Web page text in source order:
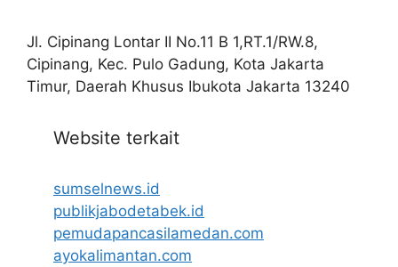
Jl. Cipinang Lontar II No.11 B 1,RT.1/RW.8,
Cipinang, Kec. Pulo Gadung, Kota Jakarta
Timur, Daerah Khusus Ibukota Jakarta 13240
Website terkait
sumselnews.id
publikjabodetabek.id
pemudapancasilamedan.com
ayokalimantan.com